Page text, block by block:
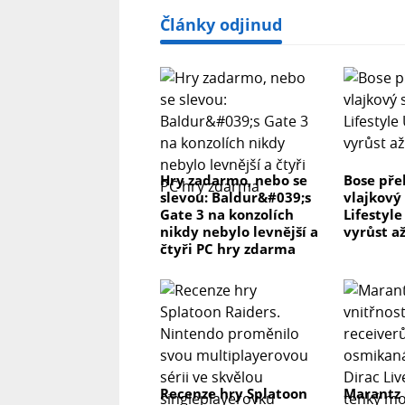
Články odjinud
Hry zadarmo, nebo se
slevou: Baldur&#039;s
Gate 3 na konzolích
nikdy nebylo levnější a
čtyři PC hry zdarma
Bose
vlajkový
vyrůst
Recenze hry Splatoon
Marantz